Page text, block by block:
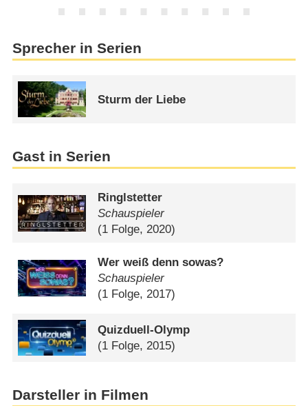
Sprecher in Serien
Sturm der Liebe
Gast in Serien
Ringlstetter
Schauspieler
(1 Folge, 2020)
Wer weiß denn sowas?
Schauspieler
(1 Folge, 2017)
Quizduell-Olymp
(1 Folge, 2015)
Darsteller in Filmen